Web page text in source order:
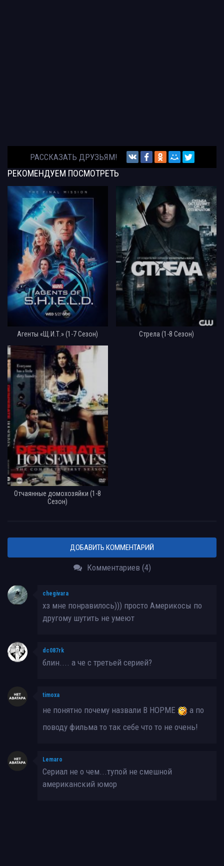
РАССКАЗАТЬ ДРУЗЬЯМ!
РЕКОМЕНДУЕМ ПОСМОТРЕТЬ
Агенты «Щ.И.Т.» (1-7 Сезон) Стрела (1-8 Сезон)
Отчаянные домохозяйки (1-8
Сезон)
ДОБАВИТЬ КОММЕНТАРИЙ
Комментариев (4)
chegivara
хз мне понравилось))) просто Америкосы по
другому шутить не умеют
dc087rk
блин.... а че с третьей серией?
timoxa
не понятно почему назвали В НОРМЕ
а по
поводу фильма то так себе что то не очень!
Lemaro
Сериал не о чем...тупой не смешной
американский юмор